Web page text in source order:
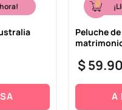
Peluche
$59.
A